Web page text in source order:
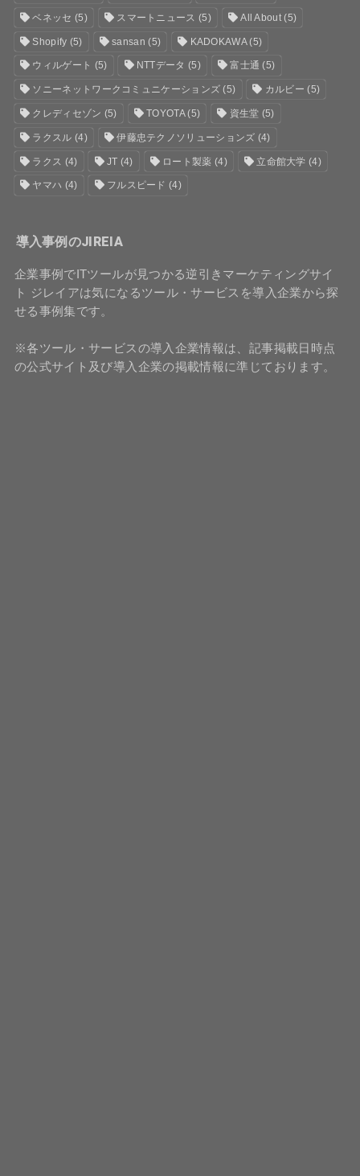
ベネッセ (5) スマートニュース (5) All About(5)
Shopify (5) sansan (5) KADOKAWA(5)
ウィルゲート (5) NTTデータ (5) 富士通 (5)
ソニーネットワークコミュニケーションズ (5) カルビー (5)
クレディセゾン (5) TOYOTA(5) 資生堂 (5)
ラクスル (4) 伊藤忠テクノソリューションズ (4)
ラクス (4) JT (4) ロート製薬 (4) 立命館大学 (4)
ヤマハ (4) フルスピード (4)
導入事例のJIREIA
企業事例でITツールが見つかる逆引きマーケティングサイ
ト ジレイアは気になるツール・サービスを導入企業から探
せる事例集です。
※各ツール・サービスの導入企業情報は、記事掲載日時点
の公式サイト及び導入企業の掲載情報に準じております。